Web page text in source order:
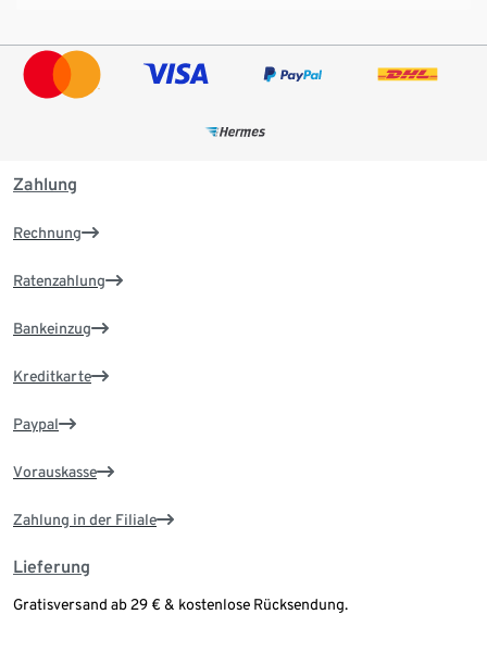
Zahlung
Rechnung
Ratenzahlung
Bankeinzug
Kreditkarte
Paypal
Vorauskasse
Zahlung in der Filiale
Lieferung
Gratisversand ab 29 € & kostenlose Rücksendung.